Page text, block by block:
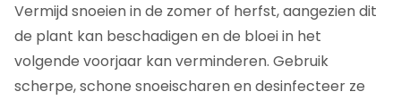
Vermijd snoeien in de zomer of herfst, aangezien dit
de plant kan beschadigen en de bloei in het
volgende voorjaar kan verminderen. Gebruik
scherpe, schone snoeischaren en desinfecteer ze